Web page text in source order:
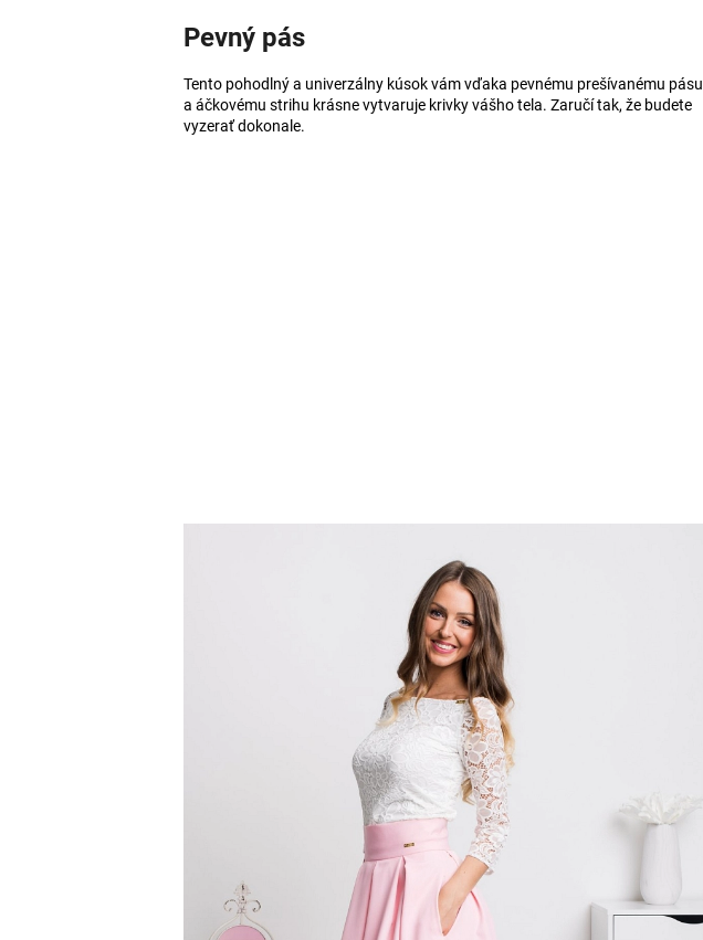
Pevný pás
Tento pohodlný a univerzálny kúsok vám vďaka pevnému prešívanému pásu
a áčkovému strihu krásne vytvaruje krivky vášho tela. Zaručí tak, že budete
vyzerať dokonale.